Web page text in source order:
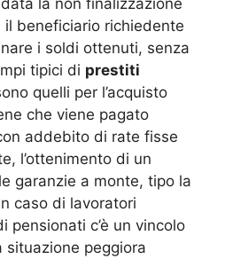
il beneficiario richiedente
i soldi ottenuti, senza
tipici di prestiti
quelli per l’acquisto
che viene pagato
addebito di rate fisse
l’ottenimento di un
garanzie a monte, tipo la
caso di lavoratori
pensionati c’è un vincolo
situazione peggiora